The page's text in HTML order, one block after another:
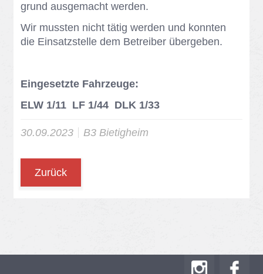
grund aus­ge­macht wer­den.
Wir muss­ten nicht tä­tig wer­den und konn­ten
die Ein­satz­stel­le dem Be­trei­ber über­ge­ben.
Eingesetzte Fahrzeuge:
ELW 1/11 LF 1/44 DLK 1/33
30.09.2023 B3 Bie­tig­heim
Zurück